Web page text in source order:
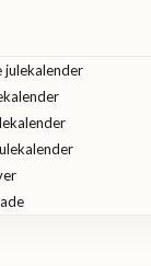
julekalender